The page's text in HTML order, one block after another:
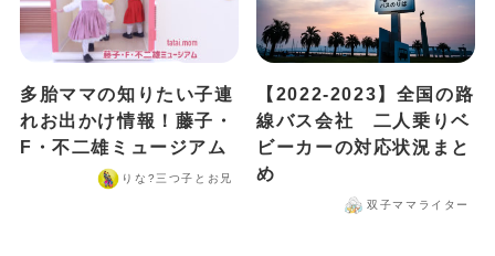
多胎ママの知りたい子連
れお出かけ情報！藤子・
F・不二雄ミュージアム
りな?️三つ子とお兄
【2022-2023】全国の路
線バス会社 二人乗りベ
ビーカーの対応状況まと
め
双子ママライター